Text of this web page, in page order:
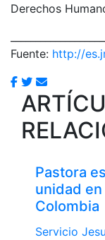
Derechos
Fuente: http://
Pastora
unidad
Colombia
Servicio